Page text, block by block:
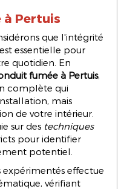
à Pertuis
que l'intégrité
essentielle pour
quotidien. En
fumée à Pertuis,
complète qui
mais
de votre intérieur.
sur des techniques
pour identifier
potentiel.
effectue
vérifiant